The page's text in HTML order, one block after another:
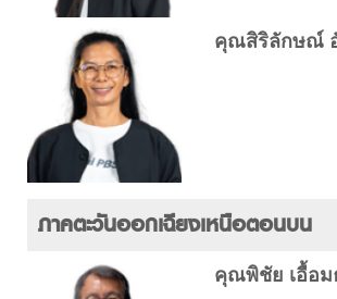
คุณสิริลักษณ์
ภาคตะวันออกเฉียงเหนือตอนบน
คุณพิชัย เอื้อม